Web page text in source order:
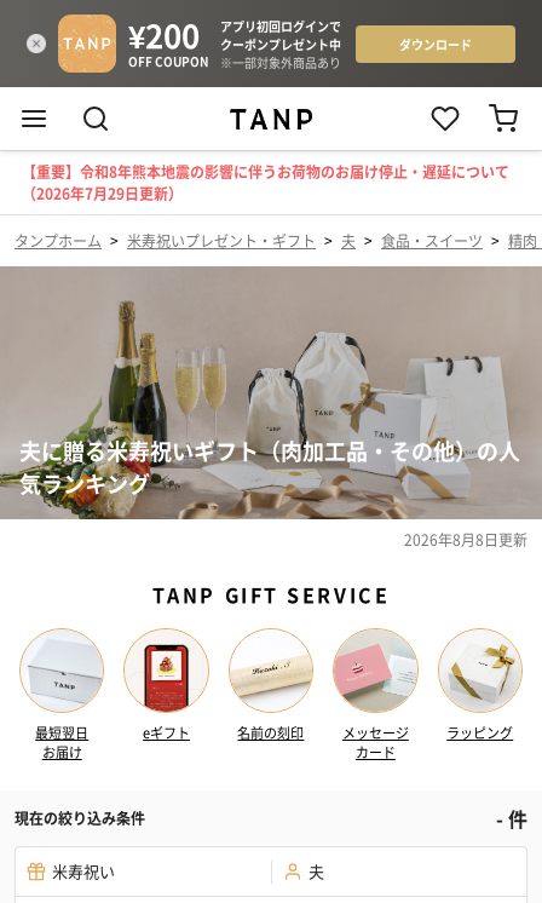
【重要】令和8年熊本地震の影響に伴うお荷物のお届け停止・遅延について
（2026年7月29日更新）
タンプホーム > 米寿祝いプレゼント・ギフト > 夫 > 食品・スイーツ > 精肉
夫に贈る米寿祝いギフト（肉加工品・その他）の人
気ランキング
2026年8月8日更新
TANP GIFT SERVICE
最短翌日
お届け
eギフト 名前の刻印
メッセージ
カード
ラッピング
現在の絞り込み条件 -件
米寿祝い 夫